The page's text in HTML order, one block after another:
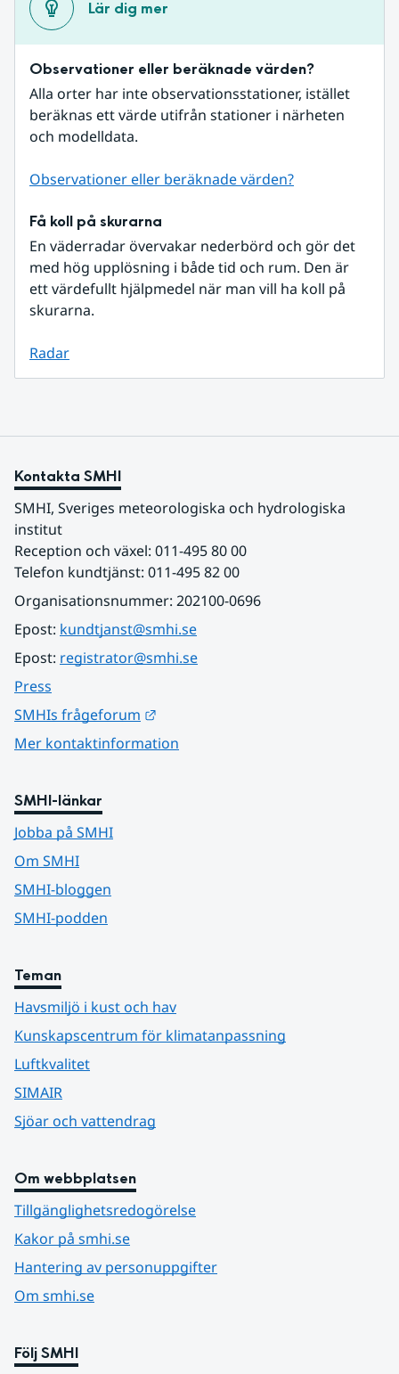
Lär dig mer
Observationer eller beräknade värden?
Alla orter har inte observationsstationer, istället
beräknas ett värde utifrån stationer i närheten
och modelldata.
Observationer eller beräknade värden?
Få koll på skurarna
En väderradar övervakar nederbörd och gör det
med hög upplösning i både tid och rum. Den är
ett värdefullt hjälpmedel när man vill ha koll på
skurarna.
Radar
Kontakta SMHI
SMHI, Sveriges meteorologiska och hydrologiska
institut
Reception och växel: 011-495 80 00
Telefon kundtjänst: 011-495 82 00
Organisationsnummer: 202100-0696
Epost: kundtjanst@smhi.se
Epost: registrator@smhi.se
Press
SMHIs frågeforum
Mer kontaktinformation
SMHI-länkar
Jobba på SMHI
Om SMHI
SMHI-bloggen
SMHI-podden
Teman
Havsmiljö i kust och hav
Kunskapscentrum för klimatanpassning
Luftkvalitet
SIMAIR
Sjöar och vattendrag
Om webbplatsen
Tillgänglighetsredogörelse
Kakor på smhi.se
Hantering av personuppgifter
Om smhi.se
Följ SMHI